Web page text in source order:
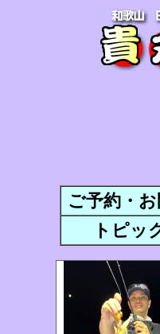
ご予約・
トピッ